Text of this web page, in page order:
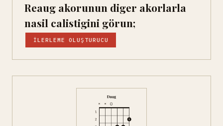
Reaug akorunun diger akorlarla
nasil calistigini görun;
İLERLEME OLUŞTURUCU